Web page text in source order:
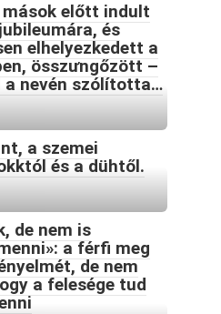
előtt indult
és
elhelyezkedett a
összưngőzött –
nevén szólította…
a szemei
és a dühtől.
de nem is
a férfi meg
de nem
a felesége tud